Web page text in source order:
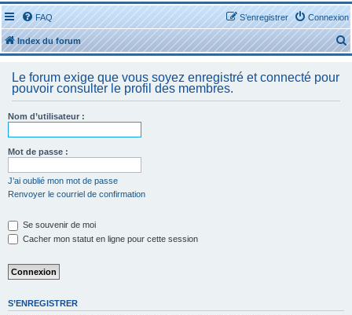
FAQ Connexion
S’enregistrer
Index du forum
e
Le forum exige que vous soyez enregistré et connecté pour
pouvoir consulter le profil des membres.
Nom d’utilisateur :
Mot de passe :
J’ai oublié mon mot de passe
Renvoyer le courriel de confirmation
Se souvenir de moi
Cacher mon statut en ligne pour cette session
S’ENREGISTRER